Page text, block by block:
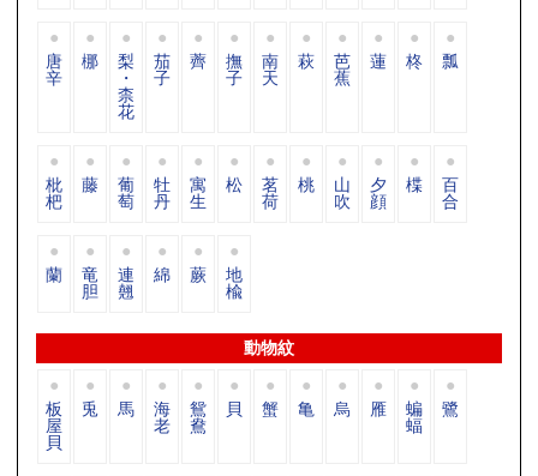
唐
辛
梛 梨
・
柰
花
茄
子
薺 撫
子
南
天
萩 芭
蕉
蓮 柊 瓢
枇
杷
藤 葡
萄
牡
丹
寓
生
松 茗
荷
桃 山
吹
夕
顔
楪 百
合
蘭 竜
胆
連
翹
綿 蕨 地
楡
動物紋
板
屋
貝
兎 馬 海
老
鴛
鴦
貝 蟹 亀 烏 雁 蝙
蝠
鷺